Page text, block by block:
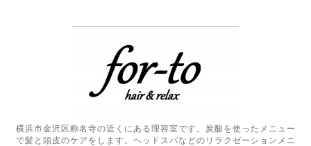
横浜市金沢区称名寺の近くにある理容室です。炭酸を使ったメニュー
で髪と頭皮のケアをします。ヘッドスパなどのリラクゼーションメニ